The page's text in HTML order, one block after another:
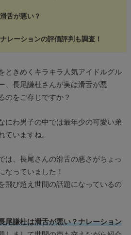
舌が悪い？
レーションの評価評判も調査！
ときめくキラキラ人気アイドルグル
、長尾謙杜さんが実は滑舌が悪
のをご存じですか？
にわ男子の中では最年少の可愛い弟
ていますね。
は、長尾さんの滑舌の悪さがちょっ
なっていました！
飛び超え世間の話題になっているの
尾謙杜は滑舌が悪い？ナレーション